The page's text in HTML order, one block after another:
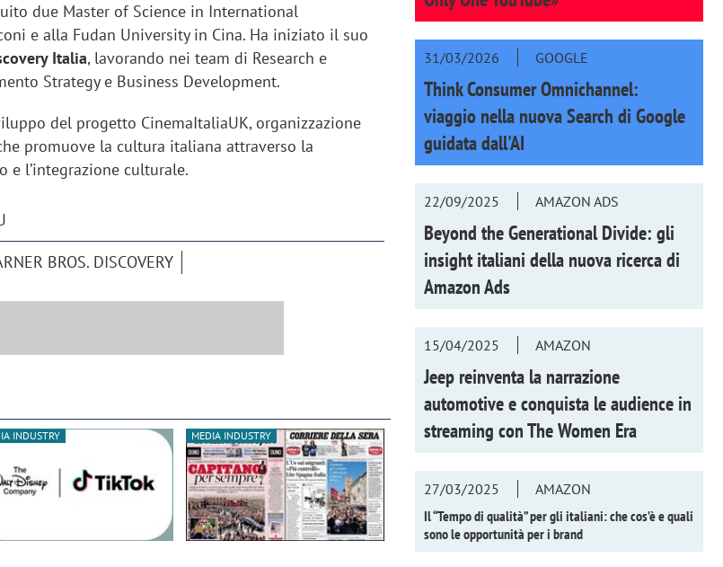
due Master of Science in International
e alla Fudan University in Cina. Ha iniziato il suo
Italia, lavorando nei team di Research e
Strategy e Business Development.
del progetto CinemaItaliaUK, organizzazione
promuove la cultura italiana attraverso la
l’integrazione culturale.
BROS. DISCOVERY
INDUSTRY MEDIA INDUSTRY
31/03/2026 GOOGLE
Think Consumer Omnichannel:
viaggio nella nuova Search di Google
guidata dall'AI
22/09/2025 AMAZON ADS
Beyond the Generational Divide: gli
insight italiani della nuova ricerca di
Amazon Ads
15/04/2025 AMAZON
Jeep reinventa la narrazione
automotive e conquista le audience in
streaming conThe Women Era
27/03/2025
AMAZON
Il “Tempo di qualità” per gli italiani: che cos’è e quali
sono le opportunità per i brand